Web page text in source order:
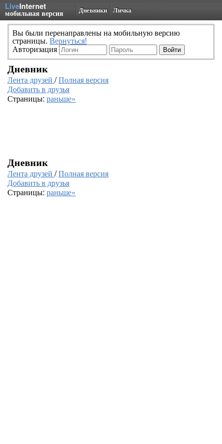
LiveInternet
мобильная версия Дневники Личка
Вы были перенаправлены на мобильную версию
страницы. Вернуться!
Авторизация
Дневник
Лента друзей /Полная версия
Добавить в друзья
Страницы: раньше»
Дневник
Лента друзей /Полная версия
Добавить в друзья
Страницы: раньше»